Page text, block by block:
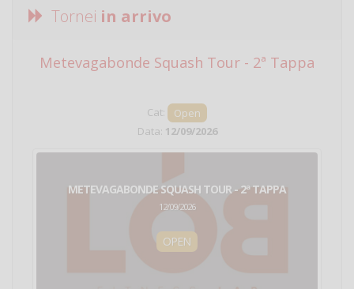
Tornei in arrivo
Metevagabonde Squash Tour - 2ª Tappa
Cat:
Open
Data: 12/09/2026
METEVAGABONDE SQUASH TOUR - 2ª TAPPA
12/09/2026
OPEN